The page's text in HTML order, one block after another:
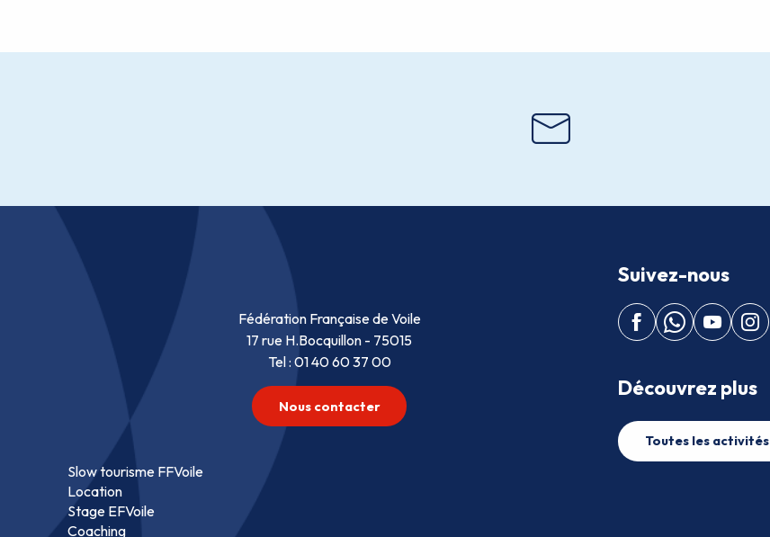
Fédération Française de Voile
17 rue H.Bocquillon - 75015
Tel : 01 40 60 37 00
Nous contacter
Suivez-nous
Découvrez plus
Toutes les activités
Slow tourisme FFVoile
Location
Stage EFVoile
Coaching